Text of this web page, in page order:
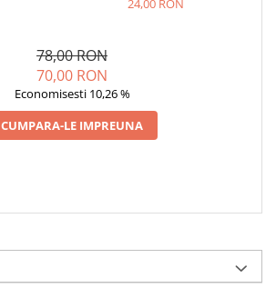
24,00 RON
78,00 RON
70,00 RON
Economisesti 10,26 %
CUMPARA-LE IMPREUNA